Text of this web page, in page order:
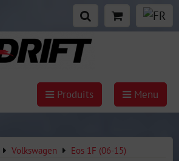
Produits Menu
Volkswagen Eos 1F (06-15)